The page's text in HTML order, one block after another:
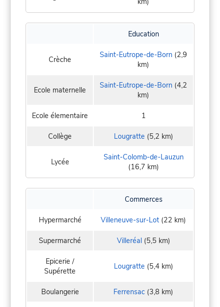
Education
Crèche Saint-Eutrope-de-Born (2,9
km)
Ecole maternelle Saint-Eutrope-de-Born (4,2
km)
Ecole élementaire 1
Collège Lougratte (5,2 km)
Lycée
Saint-Colomb-de-Lauzun
(16,7 km)
Commerces
Hypermarché Villeneuve-sur-Lot (22 km)
Supermarché Villeréal(5,5 km)
Epicerie /
Supérette
Lougratte (5,4 km)
Boulangerie Ferrensac (3,8 km)